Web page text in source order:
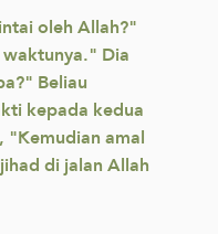
oleh Allah?"
Dia
Beliau
kepada kedua
amal
di jalan Allah